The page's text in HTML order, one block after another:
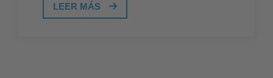
LEER MÁS